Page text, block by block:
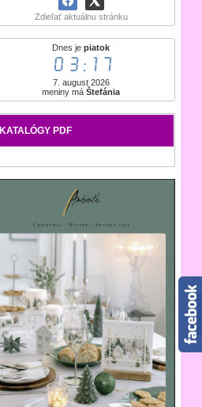
Zdieľať aktuálnu stránku
Dnes jepiatok
03:17
7. august 2026
meniny máŠtefánia
KATALÓGY PDF